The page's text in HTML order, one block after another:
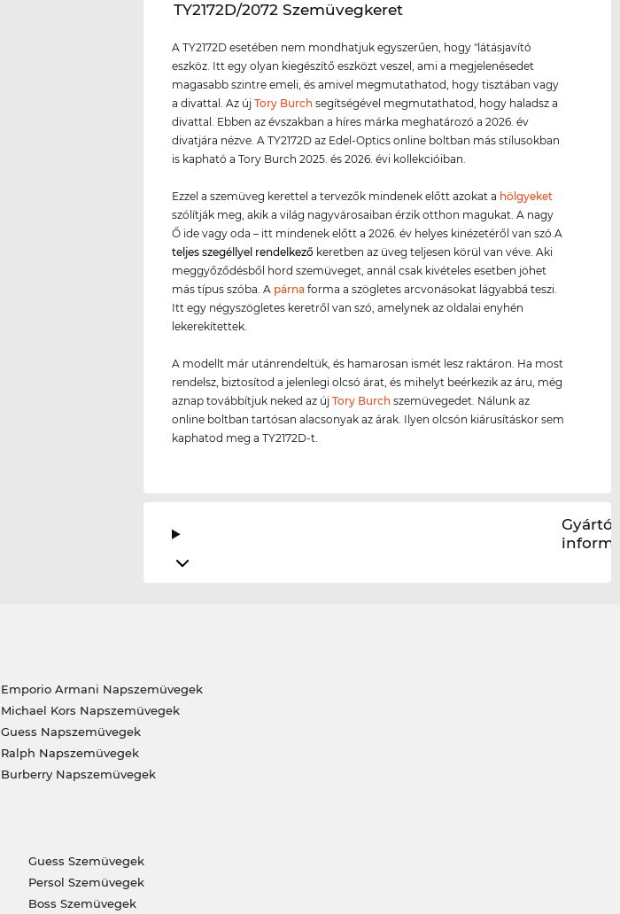
‌TY2172D/2072 Szemüvegkeret
A TY2172D esetében nem mondhatjuk egyszerűen, hogy "látásjavító
eszköz. Itt egy olyan kiegészítő eszközt veszel, ami a megjelenésedet
magasabb szintre emeli, és amivel megmutathatod, hogy tisztában vagy
a divattal. Az újTory Burch segítségével megmutathatod, hogy haladsz a
divattal. Ebben az évszakban a híres márka meghatározó a 2026. év
divatjára nézve. A TY2172D az Edel-Optics online boltban más stílusokban
is kapható a Tory Burch 2025. és 2026. évi kollekcióiban.
Ezzel a szemüveg kerettel a tervezők mindenek előtt azokat a hölgyeket
szólítják meg, akik a világ nagyvárosaiban érzik otthon magukat. A nagy
Ő ide vagy oda – itt mindenek előtt a 2026. év helyes kinézetéről van szó.A
teljes szegéllyel rendelkező keretben az üveg teljesen körül van véve. Aki
meggyőződésből hord szemüveget, annál csak kivételes esetben jöhet
más típus szóba. A párna forma a szögletes arcvonásokat lágyabbá teszi.
Itt egy négyszögletes keretről van szó, amelynek az oldalai enyhén
lekerekítettek.
A modellt már utánrendeltük, és hamarosan ismét lesz raktáron. Ha most
rendelsz, biztosítod a jelenlegi olcsó árat, és mihelyt beérkezik az áru, még
aznap továbbítjuk neked az újTory Burch szemüvegedet. Nálunk az
online boltban tartósan alacsonyak az árak. Ilyen olcsón kiárusításkor sem
kaphatod meg a TY2172D-t.
Gyártói
Emporio Armani Napszemüvegek
Michael Kors Napszemüvegek
Guess Napszemüvegek
Ralph Napszemüvegek
Burberry Napszemüvegek
Guess Szemüvegek
Persol Szemüvegek
Boss Szemüvegek